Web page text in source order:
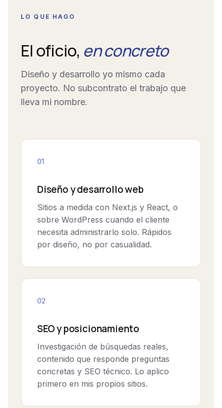
LO QUE HAGO
El oficio, en concreto
Diseño y desarrollo yo mismo cada
proyecto. No subcontrato el trabajo que
lleva mi nombre.
01
Diseño y desarrollo web
Sitios a medida con Next.js y React, o
sobre WordPress cuando el cliente
necesita administrarlo solo. Rápidos
por diseño, no por casualidad.
02
SEO y posicionamiento
Investigación de búsquedas reales,
contenido que responde preguntas
concretas y SEO técnico. Lo aplico
primero en mis propios sitios.